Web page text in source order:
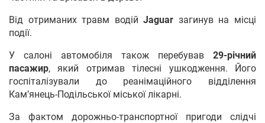
Від отриманих травм водійJaguar загинув на місці
події.
У салоні автомобіля також перебував 29-річний
пасажир, який отримав тілесні ушкодження. Його
госпіталізували до реанімаційного відділення
Кам’янець-Подільської міської лікарні.
За фактом дорожньо-транспортної пригоди слідчі